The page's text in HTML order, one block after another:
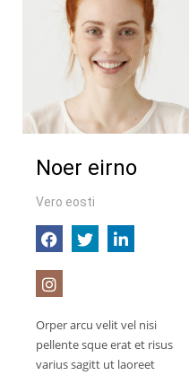
Noer eirno
Vero eosti
Orper arcu velit vel nisi
pellente sque erat et risus
varius sagitt ut laoreet